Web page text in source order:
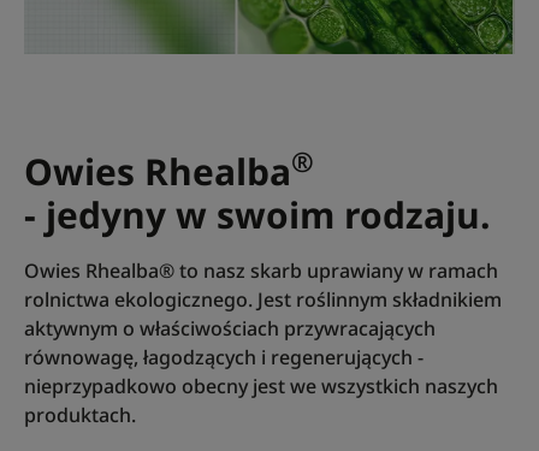
Owies Rhealba®
- jedyny w swoim rodzaju.
Owies Rhealba® to nasz skarb uprawiany w ramach
rolnictwa ekologicznego. Jest roślinnym składnikiem
aktywnym o właściwościach przywracających
równowagę, łagodzących i regenerujących -
nieprzypadkowo obecny jest we wszystkich naszych
produktach.